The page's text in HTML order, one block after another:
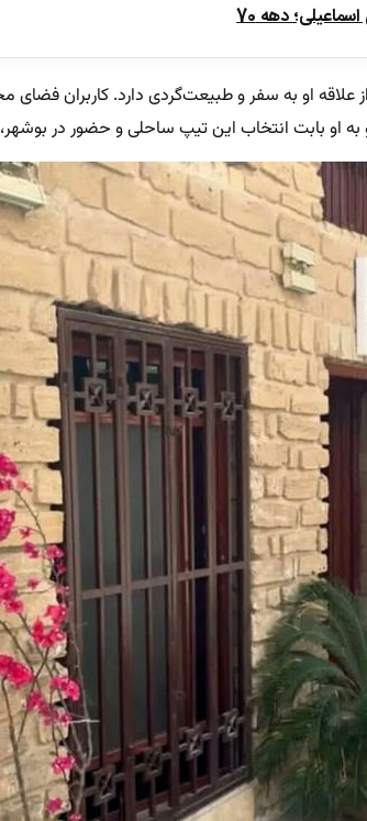
دهه 70
او به سفر و طبیعت‌گردی دارد. کاربران فضای
او بابت انتخاب این تیپ ساحلی و حضور در